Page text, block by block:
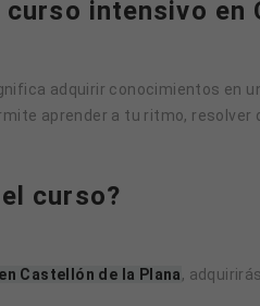
intensivo en
adquirir conocimientos en
aprender a tu ritmo,
curso?
Castellón de la Plana,